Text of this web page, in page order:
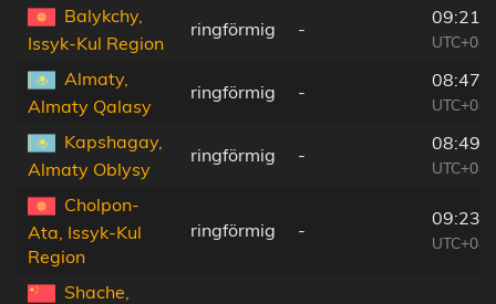
Balykchy,
Issyk-Kul Region
ringförmig -
Almaty,
Almaty Qalasy
ringförmig -
Kapshagay,
Almaty Oblysy
ringförmig -
Cholpon-
Ata, Issyk-Kul
Region
ringförmig -
Shache,